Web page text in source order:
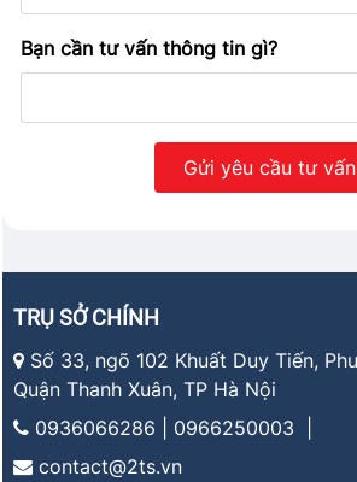
Bạn cần tư vấn thông tin gì?
TRỤ SỞ CHÍNH
Số 33, ngõ 102 Khuất Duy Tiến,
Quận Thanh Xuân, TP Hà Nội
0936066286 | 0966250003 |
contact@2ts.vn